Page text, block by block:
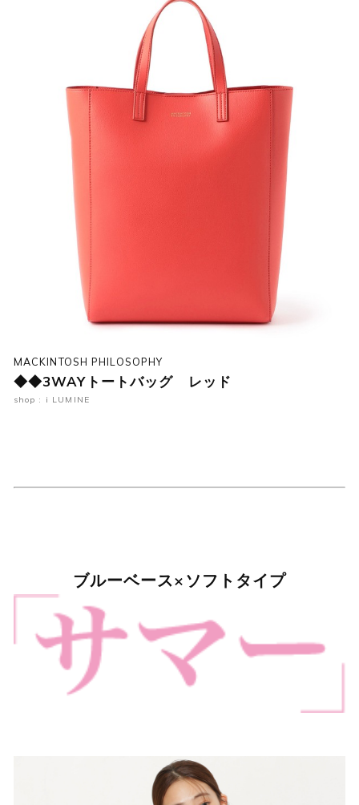
MACKINTOSH PHILOSOPHY
◆◆3WAYトートバッグ レッド
shop : i LUMINE
ブルーベース×ソフトタイプ